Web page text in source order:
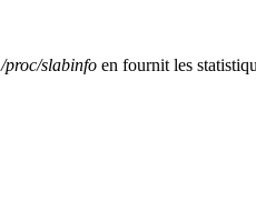
/proc/slabinfo en fournit les